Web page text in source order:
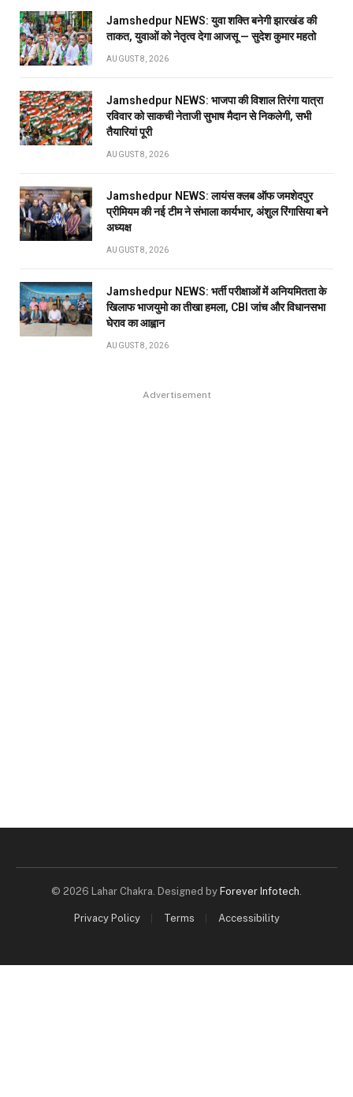
Jamshedpur NEWS: युवा शक्ति बनेगी झारखंड की
ताकत, युवाओं को नेतृत्व देगा आजसू — सुदेश कुमार महतो
AUGUST 8, 2026
Jamshedpur NEWS: भाजपा की विशाल तिरंगा यात्रा
रविवार को साकची नेताजी सुभाष मैदान से निकलेगी, सभी
तैयारियां पूरी
AUGUST 8, 2026
Jamshedpur NEWS: लायंस क्लब ऑफ जमशेदपुर
प्रीमियम की नई टीम ने संभाला कार्यभार, अंशुल रिंगासिया बने
अध्यक्ष
AUGUST 8, 2026
Jamshedpur NEWS: भर्ती परीक्षाओं में अनियमितता के
खिलाफ भाजयुमो का तीखा हमला, CBI जांच और विधानसभा
घेराव का आह्वान
AUGUST 8, 2026
Advertisement
© 2026 Lahar Chakra. Designed by Forever Infotech.
Privacy Policy Terms Accessibility